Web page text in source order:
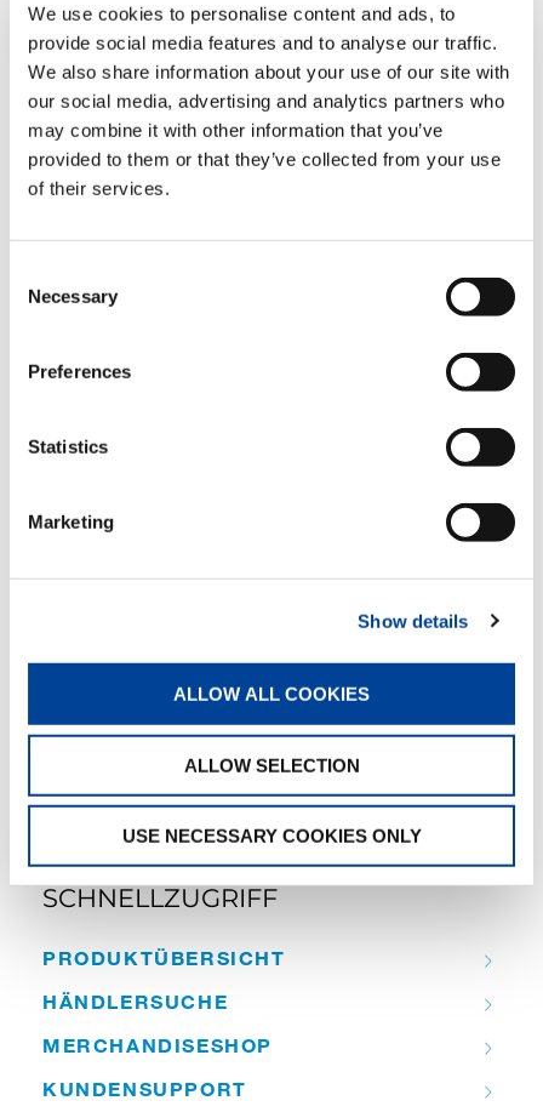
We use cookies to personalise content and ads, to
provide social media features and to analyse our traffic.
We also share information about your use of our site with
our social media, advertising and analytics partners who
may combine it with other information that you’ve
provided to them or that they’ve collected from your use
of their services.
Selection
Necessary
Preferences
Statistics
Marketing
Show details
ALLOW ALL COOKIES
ALLOW SELECTION
USE NECESSARY COOKIES ONLY
Superlift-Konfiguration gerüstet: Kran 1 mit 48
Meter langem Hauptausleger und 150 Tonnen
Superlift-Gegengewicht; Kran 2 ebenfalls mit
48 Meter Hauptausleger jedoch mit einem
Superlift-Gegengewicht von 250 Tonnen. So
konnten die beiden Raupenkrane den
empfindlichen Aluminium-Rumpf der Aqua
Helix im gemeinsamen Tandemhub bei einer
anheben, anschließend um 20 Meter unter
abzulassen.
„Der Hub mit den beiden Demag CC 2800-1
Kranen verlief wie erwartet völlig
pünktlich und vertragsgemäß durchführen
konnten“ resümiert Menzil zufrieden. Für die
Seeweg nach Holland, wo sie ihre Gangway
erhält und bei darauffolgenden Tests in der
Beweis stellen muss.
Twitter LinkedIn
SCHNELLZUGRIFF
PRODUKT­ÜBERSICHT
HÄNDLER­­SUCHE
MERCHANDISE­­SHOP
KUNDEN­­SUPPORT